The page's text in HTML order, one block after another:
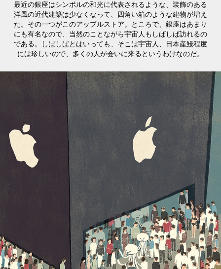
最近の銀座はシンボルの和光に代表されるような、装飾のある
洋風の近代建築は少なくなって、四角い箱のような建物が増え
た。その一つがこのアップルストア。ところで、銀座はあまり
にも有名なので、当然のことながら宇宙人もしばしば訪れるの
である。しばしばとはいっても、そこは宇宙人、日本産鰻程度
には珍しいので、多くの人が会いに来るというわけなのだ。